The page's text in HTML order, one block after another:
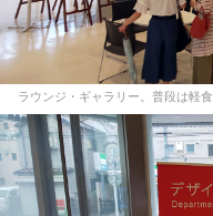
ラウンジ・ギャラリー。普段は軽